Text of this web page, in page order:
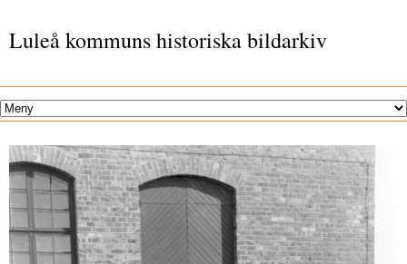
Luleå kommuns historiska bildarkiv